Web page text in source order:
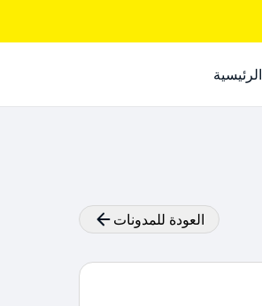
الرئيسية
العودة للمدونات